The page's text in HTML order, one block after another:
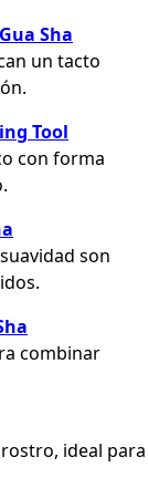
Sha
un tacto
Tool
con forma
son
combinar
ideal para